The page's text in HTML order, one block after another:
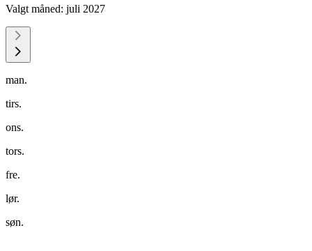
Valgt måned: juli 2027
man.
tirs.
ons.
tors.
fre.
lør.
søn.